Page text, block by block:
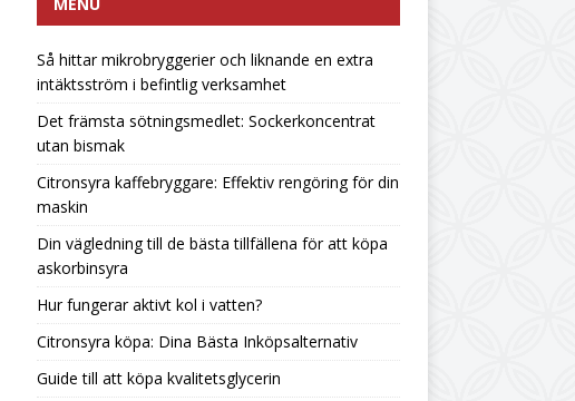
Så hittar mikrobryggerier och liknande en extra
intäktsström i befintlig verksamhet
Det främsta sötningsmedlet: Sockerkoncentrat
utan bismak
Citronsyra kaffebryggare: Effektiv rengöring för din
maskin
Din vägledning till de bästa tillfällena för att köpa
askorbinsyra
Hur fungerar aktivt kol i vatten?
Citronsyra köpa: Dina Bästa Inköpsalternativ
Guide till att köpa kvalitetsglycerin